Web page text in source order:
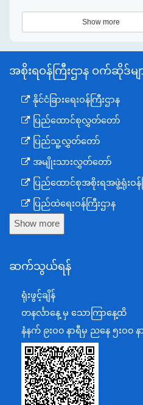
Show more
အစိုးရဝန်ကြီးဌာန ဝက်ဆိုဒ်မျ
နိုင်ငံခြားရေးဝန်ကြီးဌာန
ပြည်ထောင်စုလွှတ်တော်
ပြည်သူ့လွှတ်တော်
အမျိုးသားလွှတ်တော်
ပြည်ထောင်စုအစိုးရအဖွဲ့ရုံးဝန်
ပြည်ထဲရေးဝန်ကြီးဌာန
ကာကွယ်ရေးဝန်ကြီးဌာန
စီမံကိန်း၊ဘဏ္ဍာရေးနှင့်စက်မှုဝန်
အပြည်ပြည်ဆိုင်ရာပူးပေါင်းဆ
ပြန်ကြားရေးဝန်ကြီးဌာန
သာသနာရေးနှင့် ယဉ်ကျေးမှုဝန်
စိုက်ပျိုးရေး၊မွေးမြူရေးနှင့်ဆ
ပို့ဆောင်ရေးနှင့်ဆက်သွယ်ရေးဝ
Show more
ဆက်သွယ်ရန်
ရုံးဖွင့်ချိန်
တနင်္လာနေ့ မှ သောကြာနေ့ထိ
နံနက် ၉းဝ၀ နာရီမှ ညနေ ၅းဝ၀